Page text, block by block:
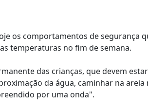
os comportamentos de segurança
temperaturas no fim de semana.
das crianças, que devem
da água, caminhar na
por uma onda".